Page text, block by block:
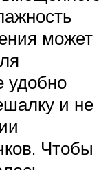
может
удобно
и не
Чтобы